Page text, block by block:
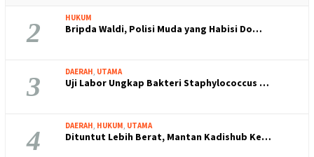
2 HUKUM
Bripda Waldi, Polisi Muda yang Habisi Do…
3 DAERAH UTAMA
Uji Labor Ungkap Bakteri Staphylococcus …
4 DAERAH HUKUM UTAMA
Dituntut Lebih Berat, Mantan Kadishub Ke…